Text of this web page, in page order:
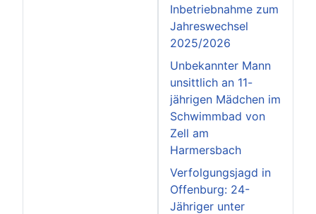
Inbetriebnahme zum
Jahreswechsel
2025/2026
Unbekannter Mann
unsittlich an 11-
jährigen Mädchen im
Schwimmbad von
Zell am
Harmersbach
Verfolgungsjagd in
Offenburg: 24-
Jähriger unter